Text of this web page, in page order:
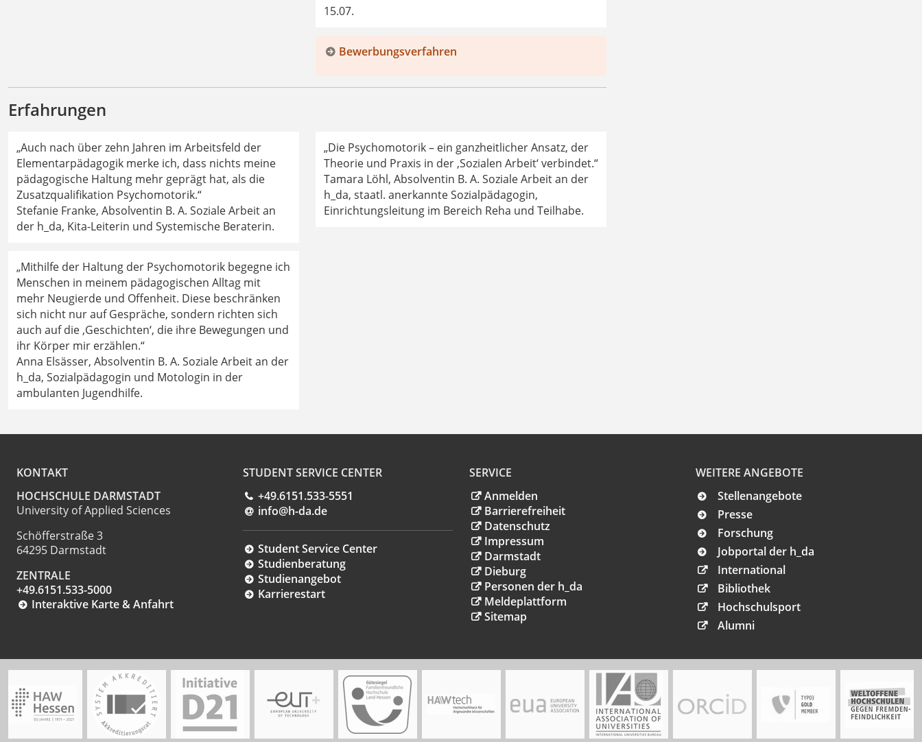
15.07.
Bewerbungsverfahren
Erfahrungen
„Auch nach über zehn Jahren im Arbeitsfeld der
Elementarpädagogik merke ich, dass nichts meine
pädagogische Haltung mehr geprägt hat, als die
Zusatzqualifikation Psychomotorik.“
Stefanie Franke, Absolventin B. A. Soziale Arbeit an
der h_da, Kita-Leiterin und Systemische Beraterin.
„Mithilfe der Haltung der Psychomotorik begegne ich
Menschen in meinem pädagogischen Alltag mit
mehr Neugierde und Offenheit. Diese beschränken
sich nicht nur auf Gespräche, sondern richten sich
auch auf die ‚Geschichten‘, die ihre Bewegungen und
ihr Körper mir erzählen.“
Anna Elsässer, Absolventin B. A. Soziale Arbeit an der
h_da, Sozialpädagogin und Motologin in der
ambulanten Jugendhilfe.
„Die Psychomotorik – ein ganzheitlicher Ansatz, der
Theorie und Praxis in der ‚Sozialen Arbeit‘ verbindet.“
Tamara Löhl, Absolventin B. A. Soziale Arbeit an der
h_da, staatl. anerkannte Sozialpädagogin,
Einrichtungsleitung im Bereich Reha und Teilhabe.
KONTAKT
HOCHSCHULE DARMSTADT
University of Applied Sciences
Schöfferstraße 3
64295 Darmstadt
ZENTRALE
+49.6151.533-5000
Interaktive Karte & Anfahrt
STUDENT SERVICE CENTER
+49.6151.533-5551
info@h-da.de
Student Service Center
Studienberatung
Studienangebot
Karrierestart
SERVICE
Anmelden
Barrierefreiheit
Datenschutz
Impressum
Darmstadt
Dieburg
Personen der h_da
Meldeplattform
Sitemap
WEITERE ANGEBOTE
Stellenangebote
Presse
Forschung
Jobportal der h_da
International
Bibliothek
Hochschulsport
Alumni